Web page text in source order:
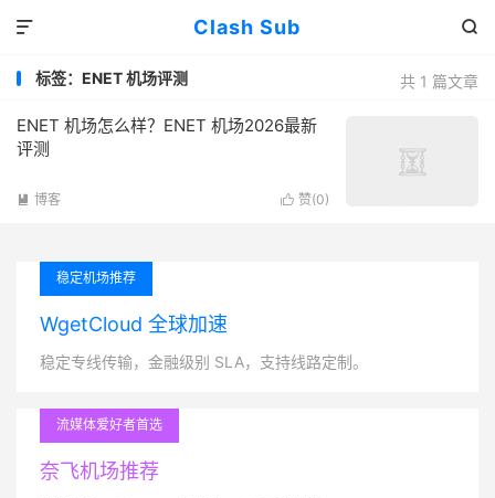
Clash Sub 

共 1 篇文章
标签：ENET 机场评测
ENET 机场怎么样？ENET 机场2026最新
评测
 赞(0)
 博客
稳定机场推荐
WgetCloud 全球加速
稳定专线传输，金融级别 SLA，支持线路定制。
流媒体爱好者首选
奈飞机场推荐